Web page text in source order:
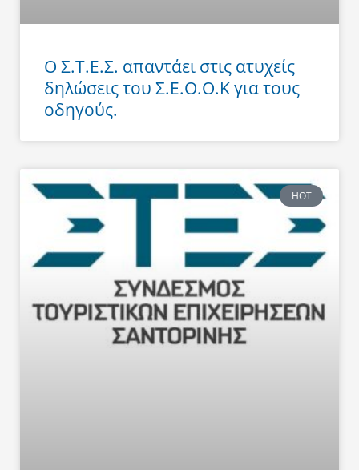
Ο Σ.Τ.Ε.Σ. απαντάει στις ατυχείς
δηλώσεις του Σ.Ε.Ο.Ο.Κ για τους
οδηγούς.
HOT